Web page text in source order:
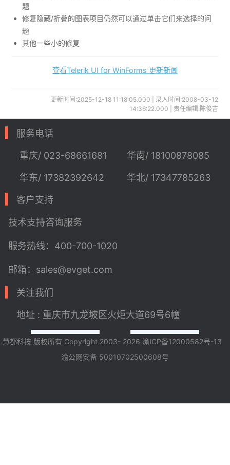
题
修复隐藏/折叠的图表项目仍然可以通过单击它们来选择的问
题
其他一些小的修复
查看Telerik UI for WinForms 更新新闻
更新时间:2025-12-18 11:18:05.000 | 录入时间:2008-03-12
14:36:22.000 | 责任编辑:陈俊吉
服务电话
重庆/ 023-68661681
华东/ 17382392642
华南/ 18100878085
华北/ 17347785263
客户支持
技术支持咨询服务
服务热线：400-700-1020
邮箱：sales@evget.com
关注我们
地址 : 重庆市九龙坡区火炬大道69号6幢
慧都科技 版权所有 Copyright 2003- 2026 渝ICP备12000582号-13
渝公网安备 50010702500608号